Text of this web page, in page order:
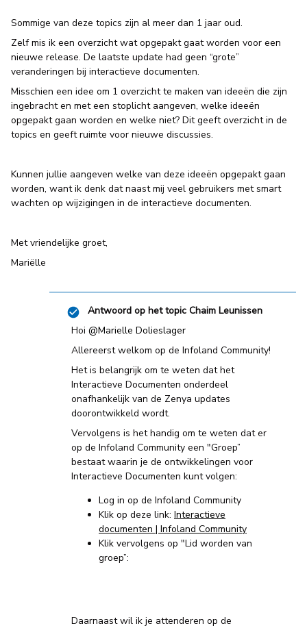
Sommige van deze topics zijn al meer dan 1 jaar oud.
Zelf mis ik een overzicht wat opgepakt gaat worden voor een
nieuwe release. De laatste update had geen “grote”
veranderingen bij interactieve documenten.
Misschien een idee om 1 overzicht te maken van ideeën die zijn
ingebracht en met een stoplicht aangeven, welke ideeën
opgepakt gaan worden en welke niet? Dit geeft overzicht in de
topics en geeft ruimte voor nieuwe discussies.
Kunnen jullie aangeven welke van deze ideeën opgepakt gaan
worden, want ik denk dat naast mij veel gebruikers met smart
wachten op wijzigingen in de interactieve documenten.
Met vriendelijke groet,
Mariëlle
Antwoord op het topic Chaim Leunissen
Hoi @Marielle Dolieslager
Allereerst welkom op de Infoland Community!
Het is belangrijk om te weten dat het
Interactieve Documenten onderdeel
onafhankelijk van de Zenya updates
doorontwikkeld wordt.
Vervolgens is het handig om te weten dat er
op de Infoland Community een "Groep”
bestaat waarin je de ontwikkelingen voor
Interactieve Documenten kunt volgen:
Log in op de Infoland Community
Klik op deze link: Interactieve
documenten | Infoland Community
Klik vervolgens op "Lid worden van
groep”:
Daarnaast wil ik je attenderen op de